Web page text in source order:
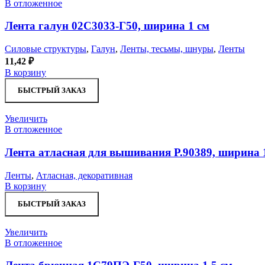
В отложенное
Лента галун 02С3033-Г50, ширина 1 см
Силовые структуры, Галун, Ленты, тесьмы, шнуры, Ленты
11,42 ₽
В корзину
БЫСТРЫЙ ЗАКАЗ
Увеличить
В отложенное
Лента атласная для вышивания Р.90389, ширина
Ленты, Атласная, декоративная
В корзину
БЫСТРЫЙ ЗАКАЗ
Увеличить
В отложенное